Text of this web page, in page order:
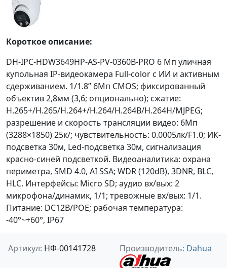
Короткое описание:
DH-IPC-HDW3649HP-AS-PV-0360B-PRO 6 Mп уличная
купольная IP-видеокамера Full-color с ИИ и активным
сдерживанием. 1/1.8” 6Мп CMOS; фиксированный
объектив 2,8мм (3,6; опционально); сжатие:
H.265+/H.265/H.264+/H.264/H.264B/H.264H/MJPEG;
разрешение и скорость трансляции видео: 6Мп
(3288×1850) 25к/; чувствительность: 0.0005лк/F1.0; ИК-
подсветка 30м, Led-подсветка 30м, сигнализация
красно-синей подсветкой. Видеоаналитика: охрана
периметра, SMD 4.0, AI SSA; WDR (120dB), 3DNR, BLC,
HLC. Интерфейсы: Micro SD; аудио вх/вых: 2
микрофона/динамик, 1/1; тревожные вх/вых: 1/1.
Питание: DC12В/PОE; рабочая температура:
-40°~+60°, IP67
Артикул: НФ-00141728 Производитель: Dahua